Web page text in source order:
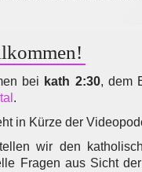
bei kath 2:30, dem
.
in Kürze der
wir den
Fragen aus Sicht